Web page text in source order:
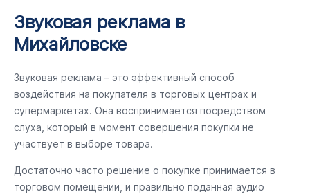
Звуковая реклама в
Михайловске
Звуковая реклама – это эффективный способ
воздействия на покупателя в торговых центрах и
супермаркетах. Она воспринимается посредством
слуха, который в момент совершения покупки не
участвует в выборе товара.
Достаточно часто решение о покупке принимается в
торговом помещении, и правильно поданная аудио